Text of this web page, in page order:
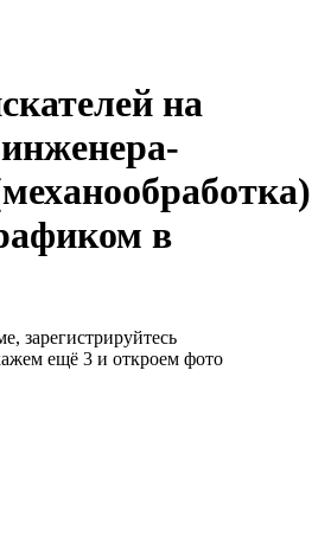
на
в
зарегистрируйтесь
ещё 3 и откроем фото